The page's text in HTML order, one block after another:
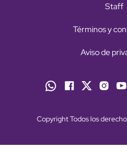
Staff
Términos y
Aviso de
Copyright Todos los